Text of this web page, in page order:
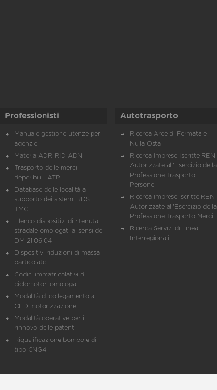
Professionisti
Manuale gestione utenze per
agenzie
Materia ADR-RID-ADN
Trasporto delle merci
deperibili - ATP
Database delle località a
supporto dei sistemi RDS
TMC
Elenco dispositivi di ritenuta
stradale omologati ai sensi del
DM 21.06.04
Dispositivi riduzioni di massa
particolato
Codici immatricolativi di
ciclomotori omologati
Modalità di collegamento al
CED motorizzazione
Modalità operative per il
rinnovo delle patenti
Riqualificazione bombole di
tipo CNG4
Autotrasporto
Ricerca Aree di Fermata e
Nulla Osta
Ricerca Imprese Iscritte REN
Autorizzate all'Esercizio della
Professione Trasporto
Persone
Ricerca Imprese iscritte REN
Autorizzate all'Esercizio della
Professione Trasporto Merci
Ricerca Servizi di Linea
Interregionali